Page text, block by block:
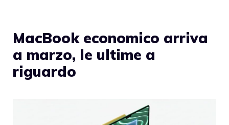
MacBook economico arriva
a marzo, le ultime a
riguardo